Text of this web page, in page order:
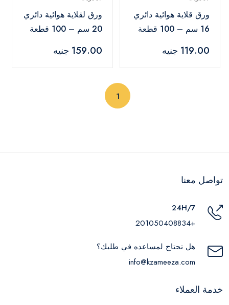
ورق قلاية هوائية دائري
16 سم – 100 قطعة
119.00 جنيه
ورق لقلاية هوائية دائري
20 سم – 100 قطعة
159.00 جنيه
1
تواصل معنا
24H/7
+201050408834
هل تحتاج لمساعده في طلبك؟
info@kzameeza.com
خدمة العملاء